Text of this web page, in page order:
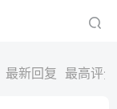
最新回复 最高评分